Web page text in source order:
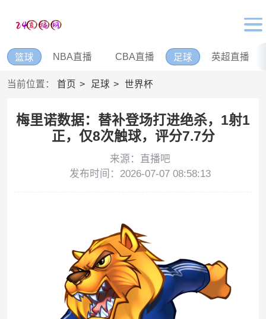
篮球 NBA直播 CBA直播 足球 英超直播
当前位置： 首页 足球 世界杯
梅里诺数据：替补登场打进绝杀，1射1
正，仅8次触球，评分7.7分
来源：直播吧
发布时间：2026-07-07 08:58:13